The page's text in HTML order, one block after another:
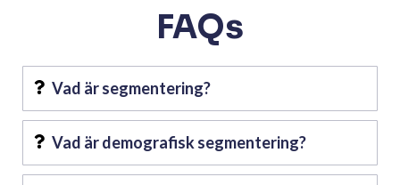
FAQs
Vad är segmentering?
Vad är demografisk segmentering?